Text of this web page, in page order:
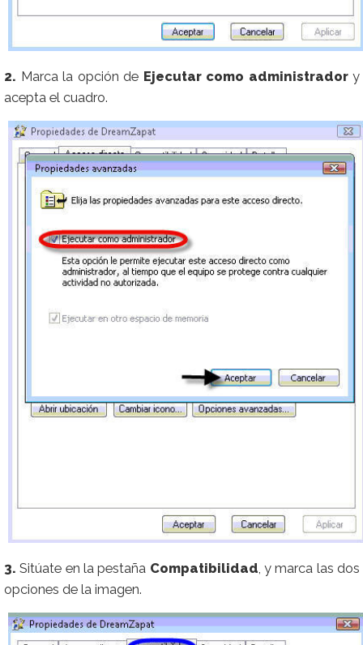
2. Marca la opción de Ejecutar como administradory
acepta el cuadro.
3.Sitúate en la pestaña Compatibilidad, y marca las dos
opciones de la imagen.